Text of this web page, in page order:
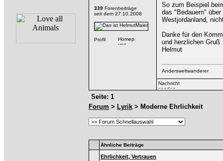
339 Forenbeiträge
seit dem 27.10.2008
So zum Beispiel
das "Bedauern"
Westjordanland,
Danke für den
und herzlichen Gruß
Helmut
Andersweltwanderer
Seite: 1
Forum > Lyrik > Moderne Ehrlichkeit
Ähnliche Beiträge
Ehrlichkeit, Vertrauen